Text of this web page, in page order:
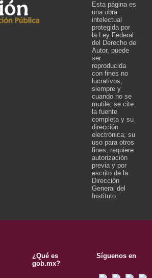
Esta página es
una obra
intelectual
protegida por
la Ley Federal
del Derecho de
Autor, puede
ser
reproducida
con fines no
lucrativos,
siempre y
cuando no se
mutile, se cite
la fuente
completa y su
dirección
electrónica; su
uso para otros
fines, requiere
autorización
previa y por
escrito de la
Dirección
General del
Instituto.
¿Qué es
gob.mx?
Síguenos en